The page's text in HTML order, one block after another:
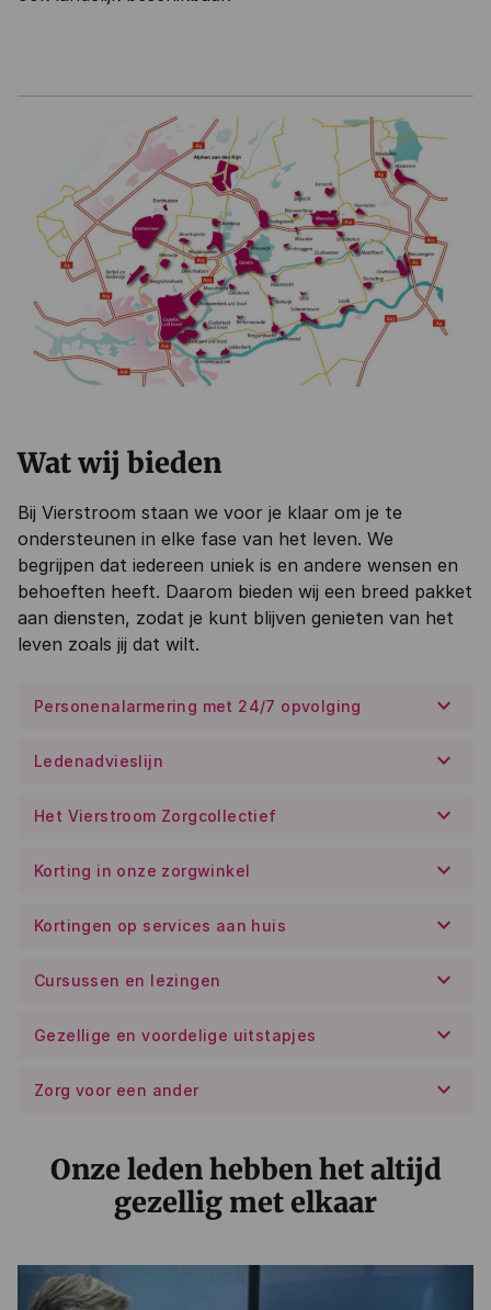
Wat wij bieden
Bij Vierstroom staan we voor je klaar om je te
ondersteunen in elke fase van het leven. We
begrijpen dat iedereen uniek is en andere wensen en
behoeften heeft. Daarom bieden wij een breed pakket
aan diensten, zodat je kunt blijven genieten van het
leven zoals jij dat wilt.
Personenalarmering met 24/7 opvolging keyboard_arrow_down
Ledenadvieslijn keyboard_arrow_down
Het Vierstroom Zorgcollectief keyboard_arrow_down
Korting in onze zorgwinkel keyboard_arrow_down
Kortingen op services aan huis keyboard_arrow_down
Cursussen en lezingen keyboard_arrow_down
Gezellige en voordelige uitstapjes keyboard_arrow_down
Zorg voor een ander keyboard_arrow_down
Onze leden hebben het altijd
gezellig met elkaar